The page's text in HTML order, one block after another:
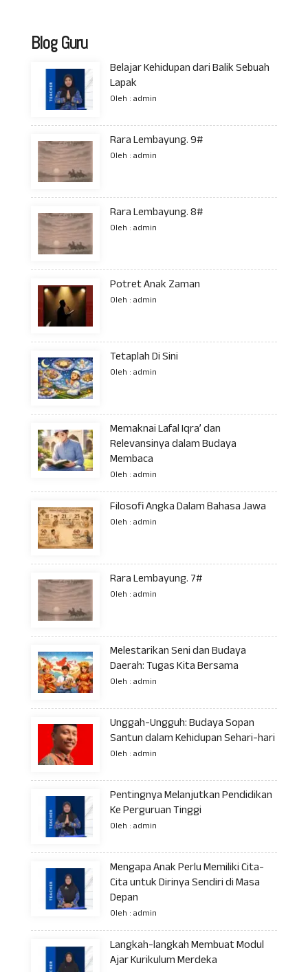
Blog Guru
Belajar Kehidupan dari Balik Sebuah
Lapak
Oleh : admin
Rara Lembayung. 9#
Oleh : admin
Rara Lembayung. 8#
Oleh : admin
Potret Anak Zaman
Oleh : admin
Tetaplah Di Sini
Oleh : admin
Memaknai Lafal Iqra’ dan
Relevansinya dalam Budaya
Membaca
Oleh : admin
Filosofi Angka Dalam Bahasa Jawa
Oleh : admin
Rara Lembayung. 7#
Oleh : admin
Melestarikan Seni dan Budaya
Daerah: Tugas Kita Bersama
Oleh : admin
Unggah-Ungguh: Budaya Sopan
Santun dalam Kehidupan Sehari-hari
Oleh : admin
Pentingnya Melanjutkan Pendidikan
Ke Perguruan Tinggi
Oleh : admin
Mengapa Anak Perlu Memiliki Cita-
Cita untuk Dirinya Sendiri di Masa
Depan
Oleh : admin
Langkah-langkah Membuat Modul
Ajar Kurikulum Merdeka